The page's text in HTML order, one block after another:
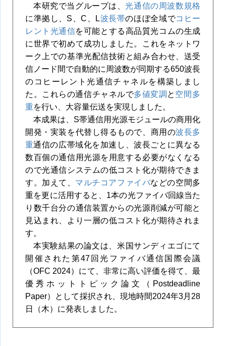
本研究で当グループは、光通信の周波数規格
に準拠し、S、C、L波長帯のほぼ全域でコヒー
レント光通信を可能とする高品質光コムの生成
に世界で初めて成功しました。これをネットワ
ーク上での基準光配信技術と組み合わせ、送受
信ノード間で自動的に周波数が同期する650波長
のコヒーレント光通信チャネルを構築しまし
た。これらの通信チャネルで多値変調 と 空間多
重を行い、大容量伝送を実現しました。
本成果は、S帯通信用光源モジュールの商用化
開発・実装を代替し得るもので、商用の波長多
重通信の広帯域化を加速し、波長ごとに異なる
数百個の通信用光源を用意する必要がなくなる
ので光通信システムの低コスト化が期待できま
す。加えて、 マルチコアファイバなどの空間多
重を更に活用すると、1本の光ファイバ回線当た
り数千台分の通信装置からの光源削減が可能と
見込まれ、より一層の低コスト化が期待されま
す。
本実験結果の論文は、米国サンディエゴにて
開催された第47回光ファイバ通信国際会議
（OFC 2024）にて、非常に高い評価を得て、最
優秀ホットトピック論文（Postdeadline
Paper）として採択され、現地時間2024年3月28
日（木）に発表しました。